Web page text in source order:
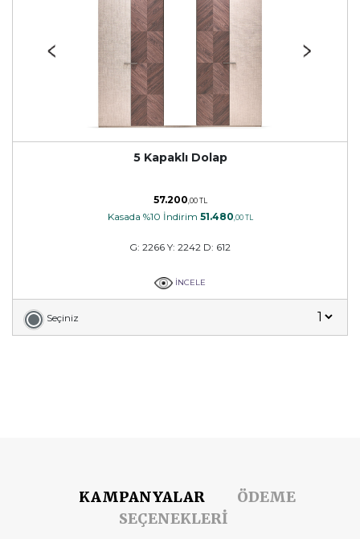
5 Kapaklı Dolap
57.200,00 TL
Kasada %10 İndirim 51.480,00 TL
G: 2266 Y: 2242 D: 612
İNCELE
Seçiniz
KAMPANYALAR
ÖDEME
SEÇENEKLERİ